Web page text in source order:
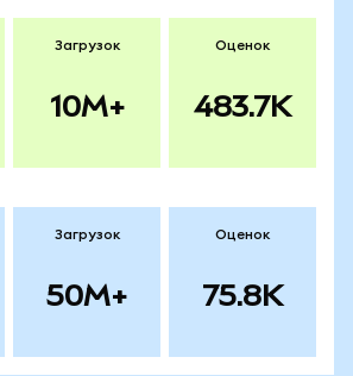
Загрузок
10M+
Оценок
483.7K
Загрузок
50M+
Оценок
75.8K